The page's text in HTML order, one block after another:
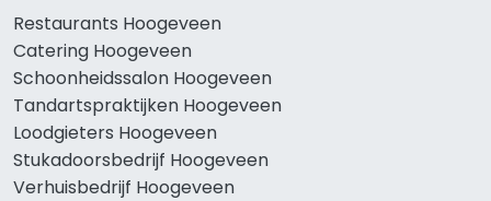
Restaurants Hoogeveen
Catering Hoogeveen
Schoonheidssalon Hoogeveen
Tandartspraktijken Hoogeveen
Loodgieters Hoogeveen
Stukadoorsbedrijf Hoogeveen
Verhuisbedrijf Hoogeveen